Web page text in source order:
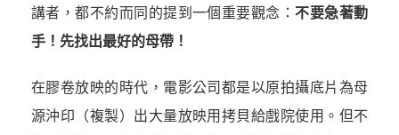
講者，都不約而同的提到一個重要觀念：不要急著動
手！先找出最好的母帶！
在膠卷放映的時代，電影公司都是以原拍攝底片為母
源沖印（複製）出大量放映用拷貝給戲院使用。但不